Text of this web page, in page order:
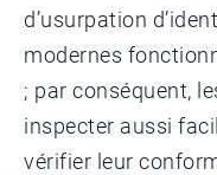
d’usurpation
modernes
; par conséquent,
inspecter aussi
vérifier leur